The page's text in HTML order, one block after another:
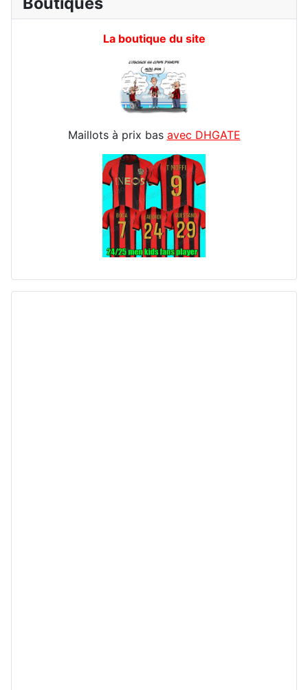
La boutique du site
Maillots à prix bas avec DHGATE